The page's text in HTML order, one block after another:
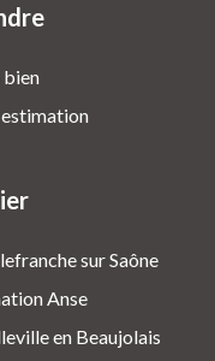
bien
estimation
sur Saône
Anse
en Beaujolais